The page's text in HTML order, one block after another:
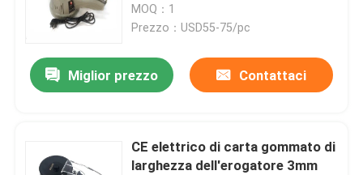
Prodotti
nastro di dimensione compatta
MOQ：1
Prezzo：USD55-75/pc
Miglior prezzo Contattaci
CE elettrico di carta gommato di
larghezza dell'erogatore 3mm